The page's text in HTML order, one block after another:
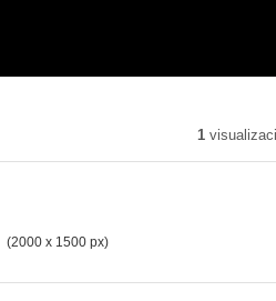
1
(2000 x 1500 px)